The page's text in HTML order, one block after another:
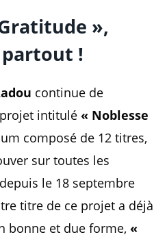
»,
partout !
continue de
intitulé « Noblesse
composé de 12 titres,
sur toutes les
le 18 septembre
titre de ce projet a déjà
bonne et due forme, «